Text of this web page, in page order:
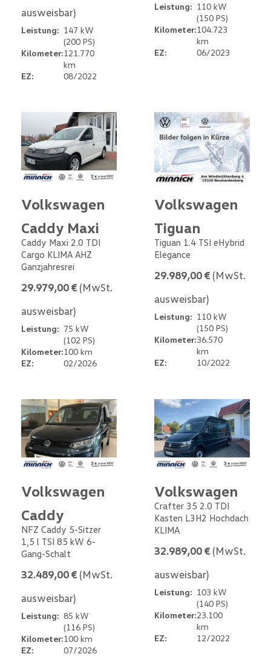
ausweisbar)
Leistung: 147 kW
(200 PS)
Kilometer:121.770
km
EZ:
08/2022
Leistung: 110 kW
(150 PS)
Kilometer:104.723
km
EZ:
06/2023
Volkswagen
Caddy Maxi
Caddy Maxi 2.0 TDI
Cargo KLIMA AHZ
Ganzjahresrei
29.979,00 € (MwSt.
ausweisbar)
Leistung: 75 kW
(102 PS)
Kilometer:100 km
EZ:
02/2026
Volkswagen
Tiguan
Tiguan 1.4 TSI eHybrid
Elegance
29.989,00 € (MwSt.
ausweisbar)
Leistung: 110 kW
(150 PS)
Kilometer:36.570
km
EZ:
10/2022
Volkswagen
Caddy
NFZ Caddy 5-Sitzer
1,5 l TSI 85 kW 6-
Gang-Schalt
32.489,00 € (MwSt.
ausweisbar)
Leistung: 85 kW
(116 PS)
Kilometer:100 km
EZ:
07/2026
Volkswagen
Crafter 35 2.0 TDI
Kasten L3H2 Hochdach
KLIMA
32.989,00 € (MwSt.
ausweisbar)
Leistung: 103 kW
(140 PS)
Kilometer:23.100
km
EZ:
12/2022